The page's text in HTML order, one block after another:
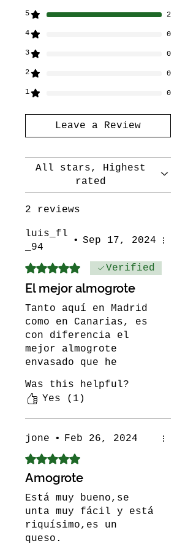
5 2
4 0
3 0
2 0
1 0
Leave a Review
All stars, Highest
rated
2 reviews
luis_fl
_94
• Sep 17, 2024
Rated 5 out of 5 stars.Verified
El mejor almogrote
Tanto aquí en Madrid
como en Canarias, es
con diferencia el
mejor almogrote
envasado que he
ponen en
restaurantes. Sabor
delicioso y textura
siempre en mi nevera.
Was this helpful?
Yes (1)
jone • Feb 26, 2024
Rated 5 out of 5 stars.
Amogrote
Está muy bueno,se
unta muy fácil y está
riquísimo,es un
queso.